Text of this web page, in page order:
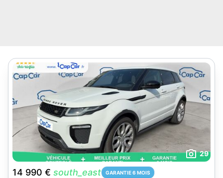
29
14 990 € south_east GARANTIE 6 MOIS